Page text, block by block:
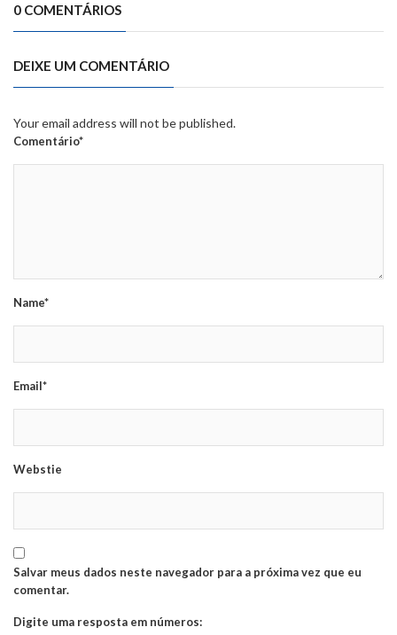
0 COMENTÁRIOS
DEIXE UM COMENTÁRIO
Your email address will not be published.
Comentário*
Name*
Email*
Webstie
Salvar meus dados neste navegador para a próxima vez que eu
comentar.
Digite uma resposta em números: